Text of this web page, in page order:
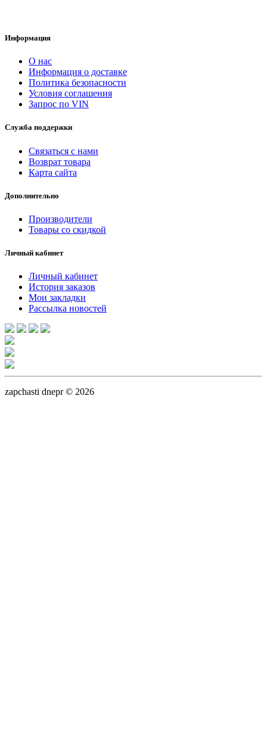
Информация
О нас
Информация о доставке
Политика безопасности
Условия соглашения
Запрос по VIN
Служба поддержки
Связаться с нами
Возврат товара
Карта сайта
Дополнительно
Производители
Товары со скидкой
Личный кабинет
Личный кабинет
История заказов
Мои закладки
Рассылка новостей
zapchasti dnepr © 2026